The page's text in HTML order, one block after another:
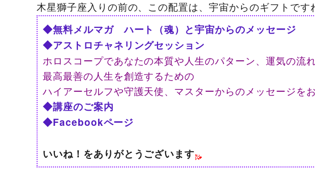
木星獅子座入りの前の、この配置は、宇宙からのギフトです
◆無料メルマガ ハート（魂）と宇宙からのメッセージ
◆アストロチャネリングセッション
ホロスコープであなたの本質や人生のパターン、運気の流れ
最高最善の人生を創造するための
ハイアーセルフや守護天使、マスターからのメッセージをお
◆講座のご案内
◆Facebookページ
いいね！をありがとうございます